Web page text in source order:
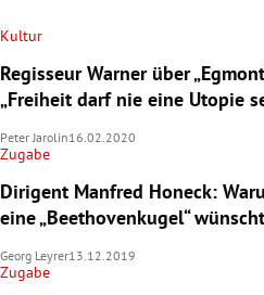
Kultur
Regisseur Warner über
„Freiheit darf nie eine Utopie
Peter Jarolin16.02.2020
Zugabe
Dirigent Manfred Honeck:
eine „Beethovenkugel“ wünscht
Georg Leyrer13.12.2019
Zugabe